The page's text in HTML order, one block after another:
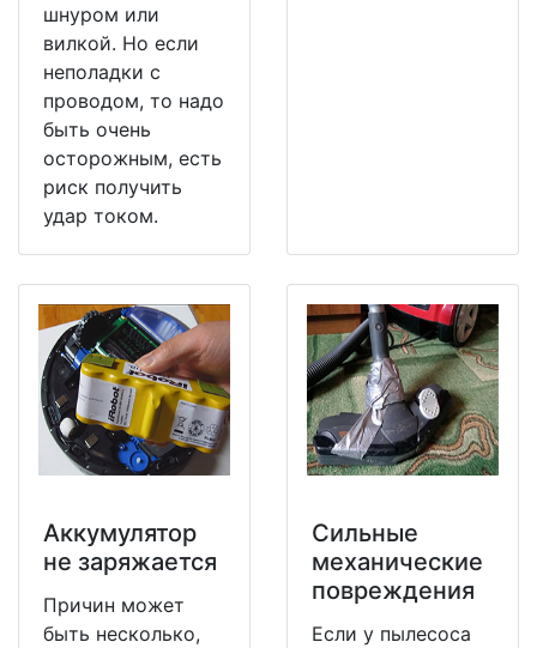
шнуром или
вилкой. Но если
неполадки с
проводом, то надо
быть очень
осторожным, есть
риск получить
удар током.
Аккумулятор
не заряжается
Причин может
быть несколько,
Сильные
механические
повреждения
Если у пылесоса